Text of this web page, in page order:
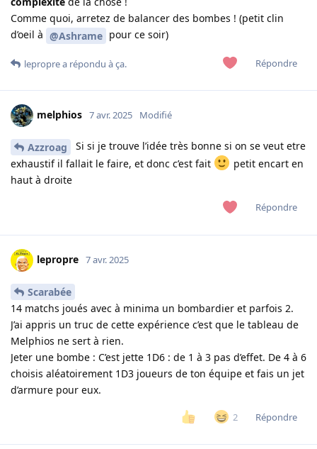
Comme quoi, arretez de balancer des bombes ! (petit clin
d’oeil à @Ashrame pour ce soir)
Répondre
leproprea répondu à ça.
melphios 7 avr. 2025 Modifié
Azzroag
Si si je trouve l’idée très bonne si on se veut etre
exhaustif il fallait le faire, et donc c’est fait
petit encart en
haut à droite
Répondre
lepropre 7 avr. 2025
Scarabée
14 matchs joués avec à minima un bombardier et parfois 2.
J’ai appris un truc de cette expérience c’est que le tableau de
Melphios ne sert à rien.
Jeter une bombe : C’est jette 1D6 : de 1 à 3 pas d’effet. De 4 à 6
choisis aléatoirement 1D3 joueurs de ton équipe et fais un jet
d’armure pour eux.
2 Répondre